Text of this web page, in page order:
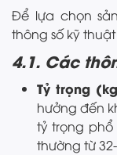
Để lựa chọn
thông số kỹ
4.1. Các
Tỷ trọng
hưởng đến
tỷ trọng phổ
thường từ